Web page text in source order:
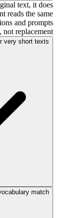
text, it does
reads the same
and prompts
replacement.
short texts?
match?